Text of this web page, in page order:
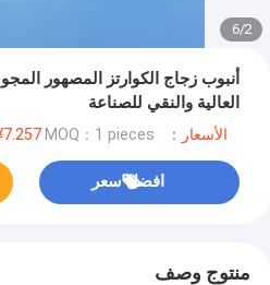
2
/
6
أنبوب زجاج الكوارتز المصهور
العالية والنقي للصناعة
الأسعار：CN¥7.257 MOQ：1 pieces
افضل سعر
منتوج وصف